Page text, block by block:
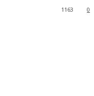
0
1163